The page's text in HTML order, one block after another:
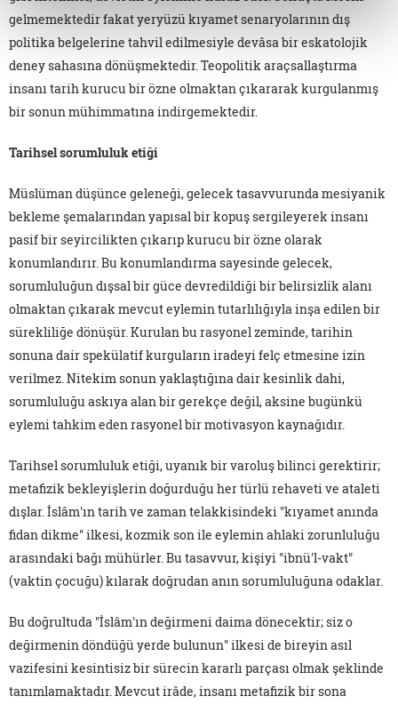
gelmemektedir fakat yeryüzü kıyamet senaryolarının dış
politika belgelerine tahvil edilmesiyle devâsa bir eskatolojik
deney sahasına dönüşmektedir. Teopolitik araçsallaştırma
insanı tarih kurucu bir özne olmaktan çıkararak kurgulanmış
bir sonun mühimmatına indirgemektedir.
Tarihsel sorumluluk etiği
Müslüman düşünce geleneği, gelecek tasavvurunda mesiyanik
bekleme şemalarından yapısal bir kopuş sergileyerek insanı
pasif bir seyircilikten çıkarıp kurucu bir özne olarak
konumlandırır. Bu konumlandırma sayesinde gelecek,
sorumluluğun dışsal bir güce devredildiği bir belirsizlik alanı
olmaktan çıkarak mevcut eylemin tutarlılığıyla inşa edilen bir
sürekliliğe dönüşür. Kurulan bu rasyonel zeminde, tarihin
sonuna dair spekülatif kurguların iradeyi felç etmesine izin
verilmez. Nitekim sonun yaklaştığına dair kesinlik dahi,
sorumluluğu askıya alan bir gerekçe değil, aksine bugünkü
eylemi tahkim eden rasyonel bir motivasyon kaynağıdır.
Tarihsel sorumluluk etiği, uyanık bir varoluş bilinci gerektirir;
metafizik bekleyişlerin doğurduğu her türlü rehaveti ve ataleti
dışlar. İslâm'ın tarih ve zaman telakkisindeki "kıyamet anında
fidan dikme" ilkesi, kozmik son ile eylemin ahlaki zorunluluğu
arasındaki bağı mühürler. Bu tasavvur, kişiyi "ibnü'l-vakt"
(vaktin çocuğu) kılarak doğrudan anın sorumluluğuna odaklar.
Bu doğrultuda "İslâm'ın değirmeni daima dönecektir; siz o
değirmenin döndüğü yerde bulunun" ilkesi de bireyin asıl
vazifesini kesintisiz bir sürecin kararlı parçası olmak şeklinde
tanımlamaktadır. Mevcut irâde, insanı metafizik bir sona